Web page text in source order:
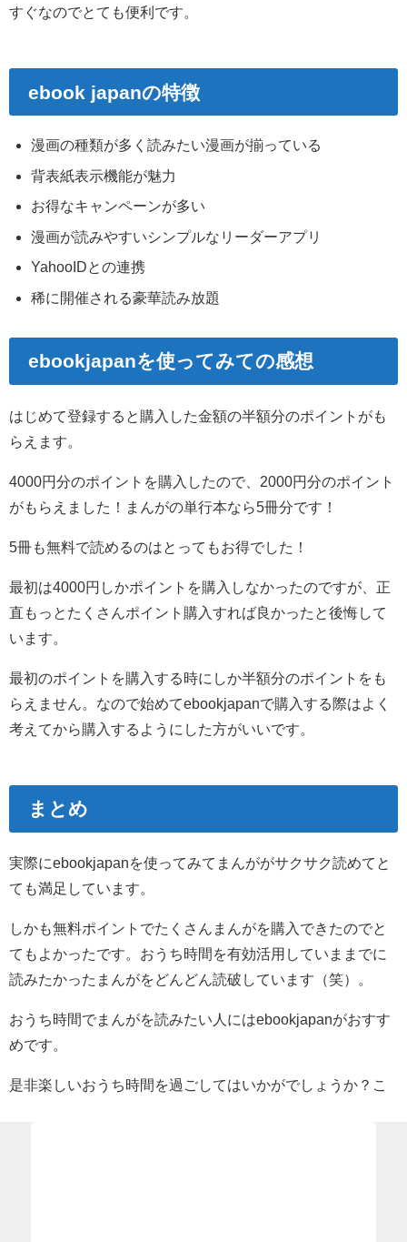
すぐなのでとても便利です。
ebook japanの特徴
漫画の種類が多く読みたい漫画が揃っている
背表紙表示機能が魅力
お得なキャンペーンが多い
漫画が読みやすいシンプルなリーダーアプリ
YahooIDとの連携
稀に開催される豪華読み放題
ebookjapanを使ってみての感想
はじめて登録すると購入した金額の半額分のポイントがも
らえます。
4000円分のポイントを購入したので、2000円分のポイント
がもらえました！まんがの単行本なら5冊分です！
5冊も無料で読めるのはとってもお得でした！
最初は4000円しかポイントを購入しなかったのですが、正
直もっとたくさんポイント購入すれば良かったと後悔して
います。
最初のポイントを購入する時にしか半額分のポイントをも
らえません。なので始めてebookjapanで購入する際はよく
考えてから購入するようにした方がいいです。
まとめ
実際にebookjapanを使ってみてまんががサクサク読めてと
ても満足しています。
しかも無料ポイントでたくさんまんがを購入できたのでと
てもよかったです。おうち時間を有効活用していままでに
読みたかったまんがをどんどん読破しています（笑）。
おうち時間でまんがを読みたい人にはebookjapanがおすす
めです。
是非楽しいおうち時間を過ごしてはいかがでしょうか？こ